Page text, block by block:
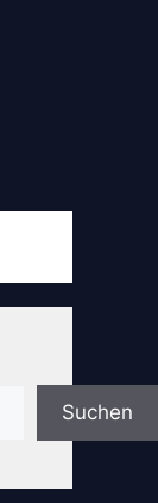
Suchen